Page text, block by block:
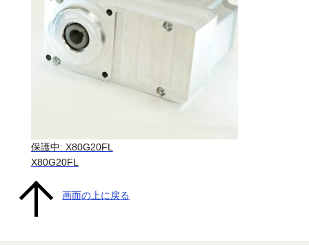
保護中: X80G20FL
X80G20FL
画面の上に戻る